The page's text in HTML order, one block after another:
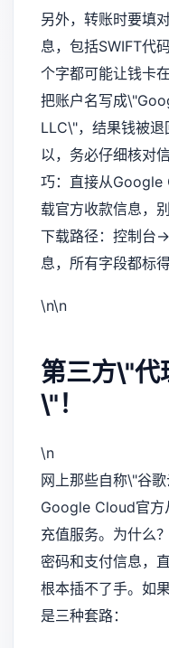
另外，转账时要填
息，包括SWIFT代
个字都可能让钱卡
把账户名写成
LLC\"，结果钱被
以，务必仔细核对
巧：直接从Google
载官方收款信息，
下载路径：控制台
息，所有字段都标
\n\n
第三方\"
\"！
\n
网上那些自称\"谷
Google Cloud官方
充值服务。为什么
密码和支付信息，
根本插不了手。如
是三种套路：